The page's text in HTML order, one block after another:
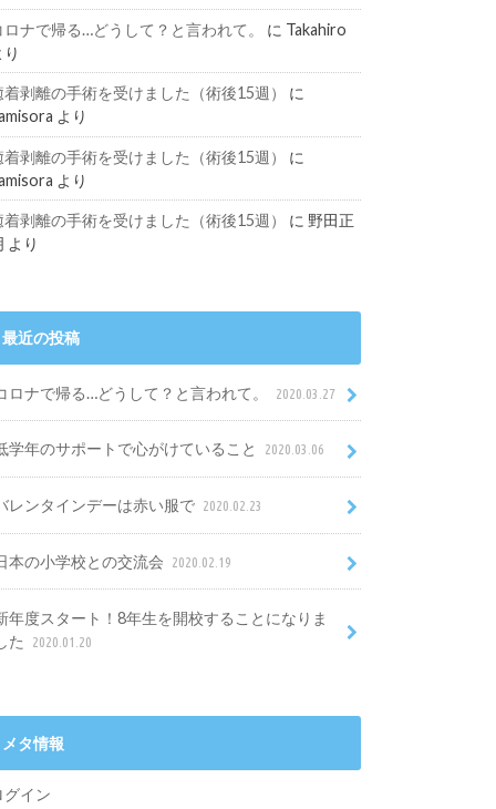
ロナで帰る…どうして？と言われて。 に Takahiro
り
着剥離の手術を受けました（術後15週）
に
より
着剥離の手術を受けました（術後15週）
に
より
着剥離の手術を受けました（術後15週） に 野田正
より
最近の投稿
ロナで帰る…どうして？と言われて。 2020.03.27
学年のサポートで心がけていること 2020.03.06
レンタインデーは赤い服で 2020.02.23
本の小学校との交流会 2020.02.19
年度スタート！8年生を開校することになりま
た
2020.01.20
メタ情報
グイン